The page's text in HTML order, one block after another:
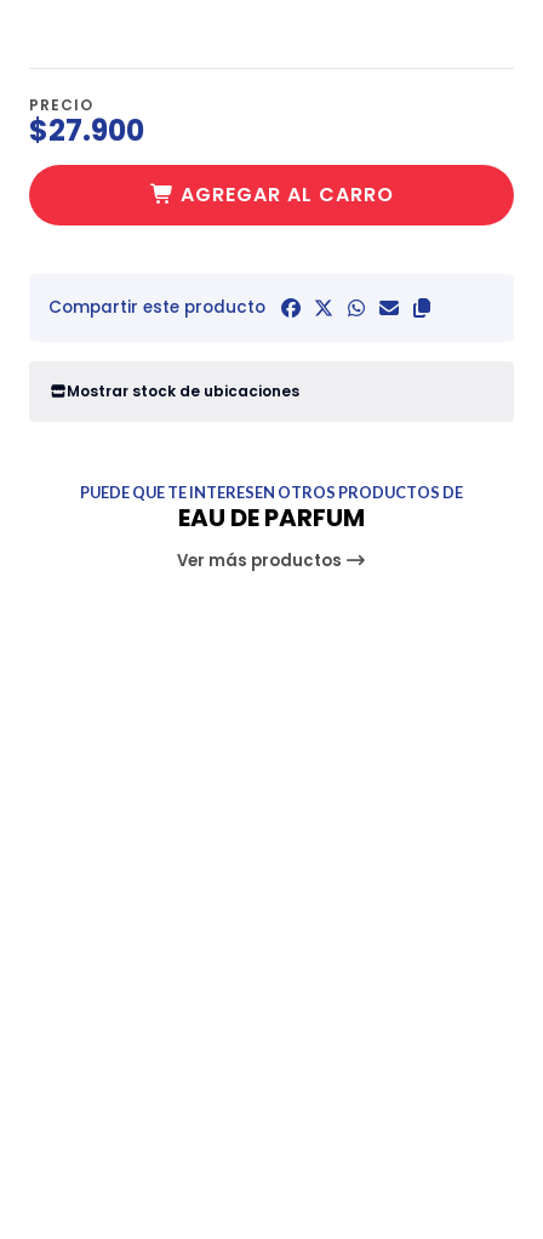
PRECIO
$27.900
AGREGAR AL CARRO
Compartir este producto
Mostrar stock de ubicaciones
PUEDE QUE TE INTERESEN OTROS PRODUCTOS DE
EAU DE PARFUM
Ver más productos